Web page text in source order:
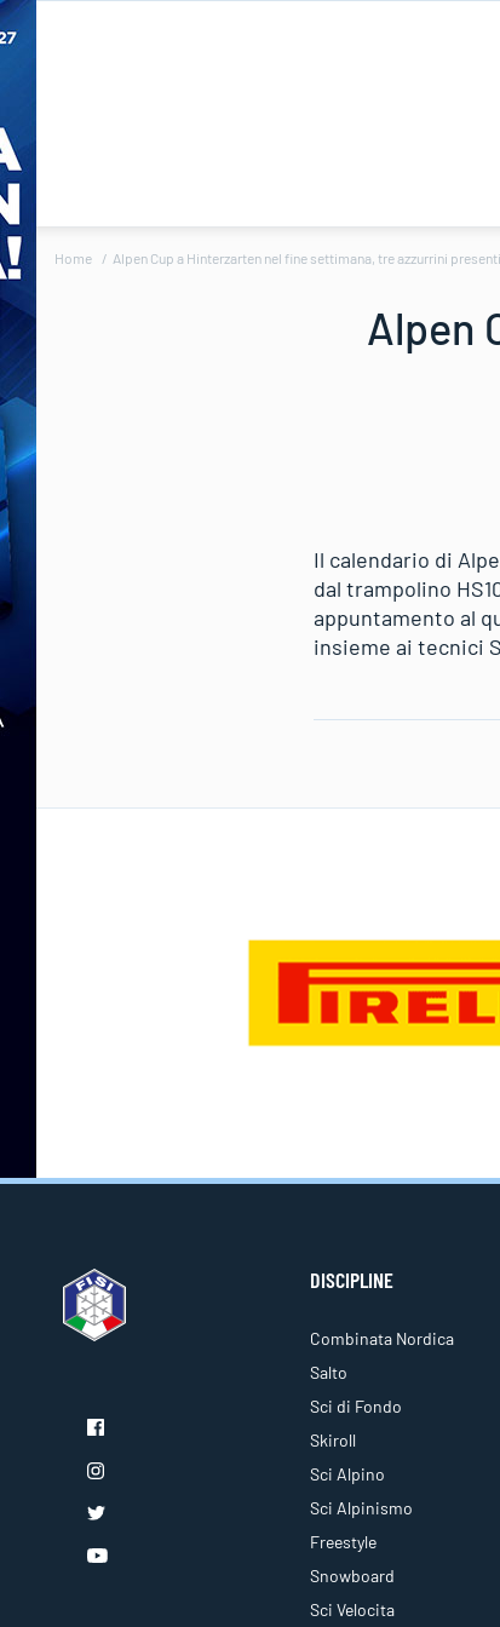
Home Alpen Cup a Hinterzarten nel fine settimana, tre azzurrini
Alpen
Il calendario di
dal trampolino
appuntamento al
insieme ai tecnici
DISCIPLINE
Combinata Nordica
Salto
Sci di Fondo
Skiroll
Sci Alpino
Sci Alpinismo
Freestyle
Snowboard
Sci Velocita